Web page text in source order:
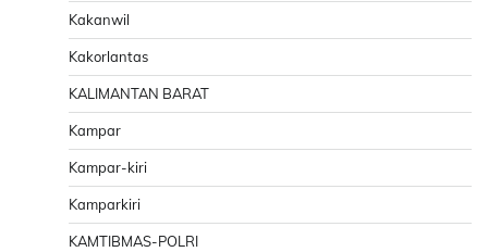
Kakanwil
Kakorlantas
KALIMANTAN BARAT
Kampar
Kampar-kiri
Kamparkiri
KAMTIBMAS-POLRI